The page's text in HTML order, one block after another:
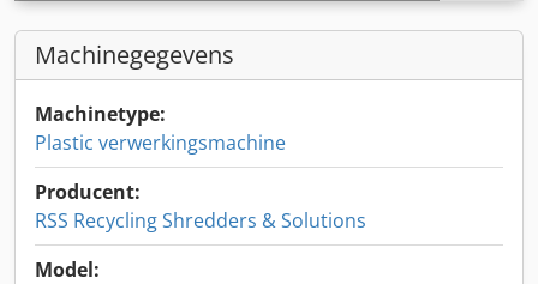
Machinegegevens
Machinetype:
Plastic verwerkingsmachine
Producent:
RSS Recycling Shredders & Solutions
Model: